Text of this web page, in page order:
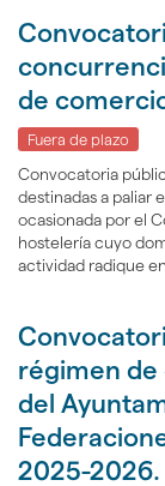
de
Fuera de plazo
Convocatoria
destinadas a paliar
ocasionada por el
hostelería cuyo
actividad radique
régimen
del
2025-2026.